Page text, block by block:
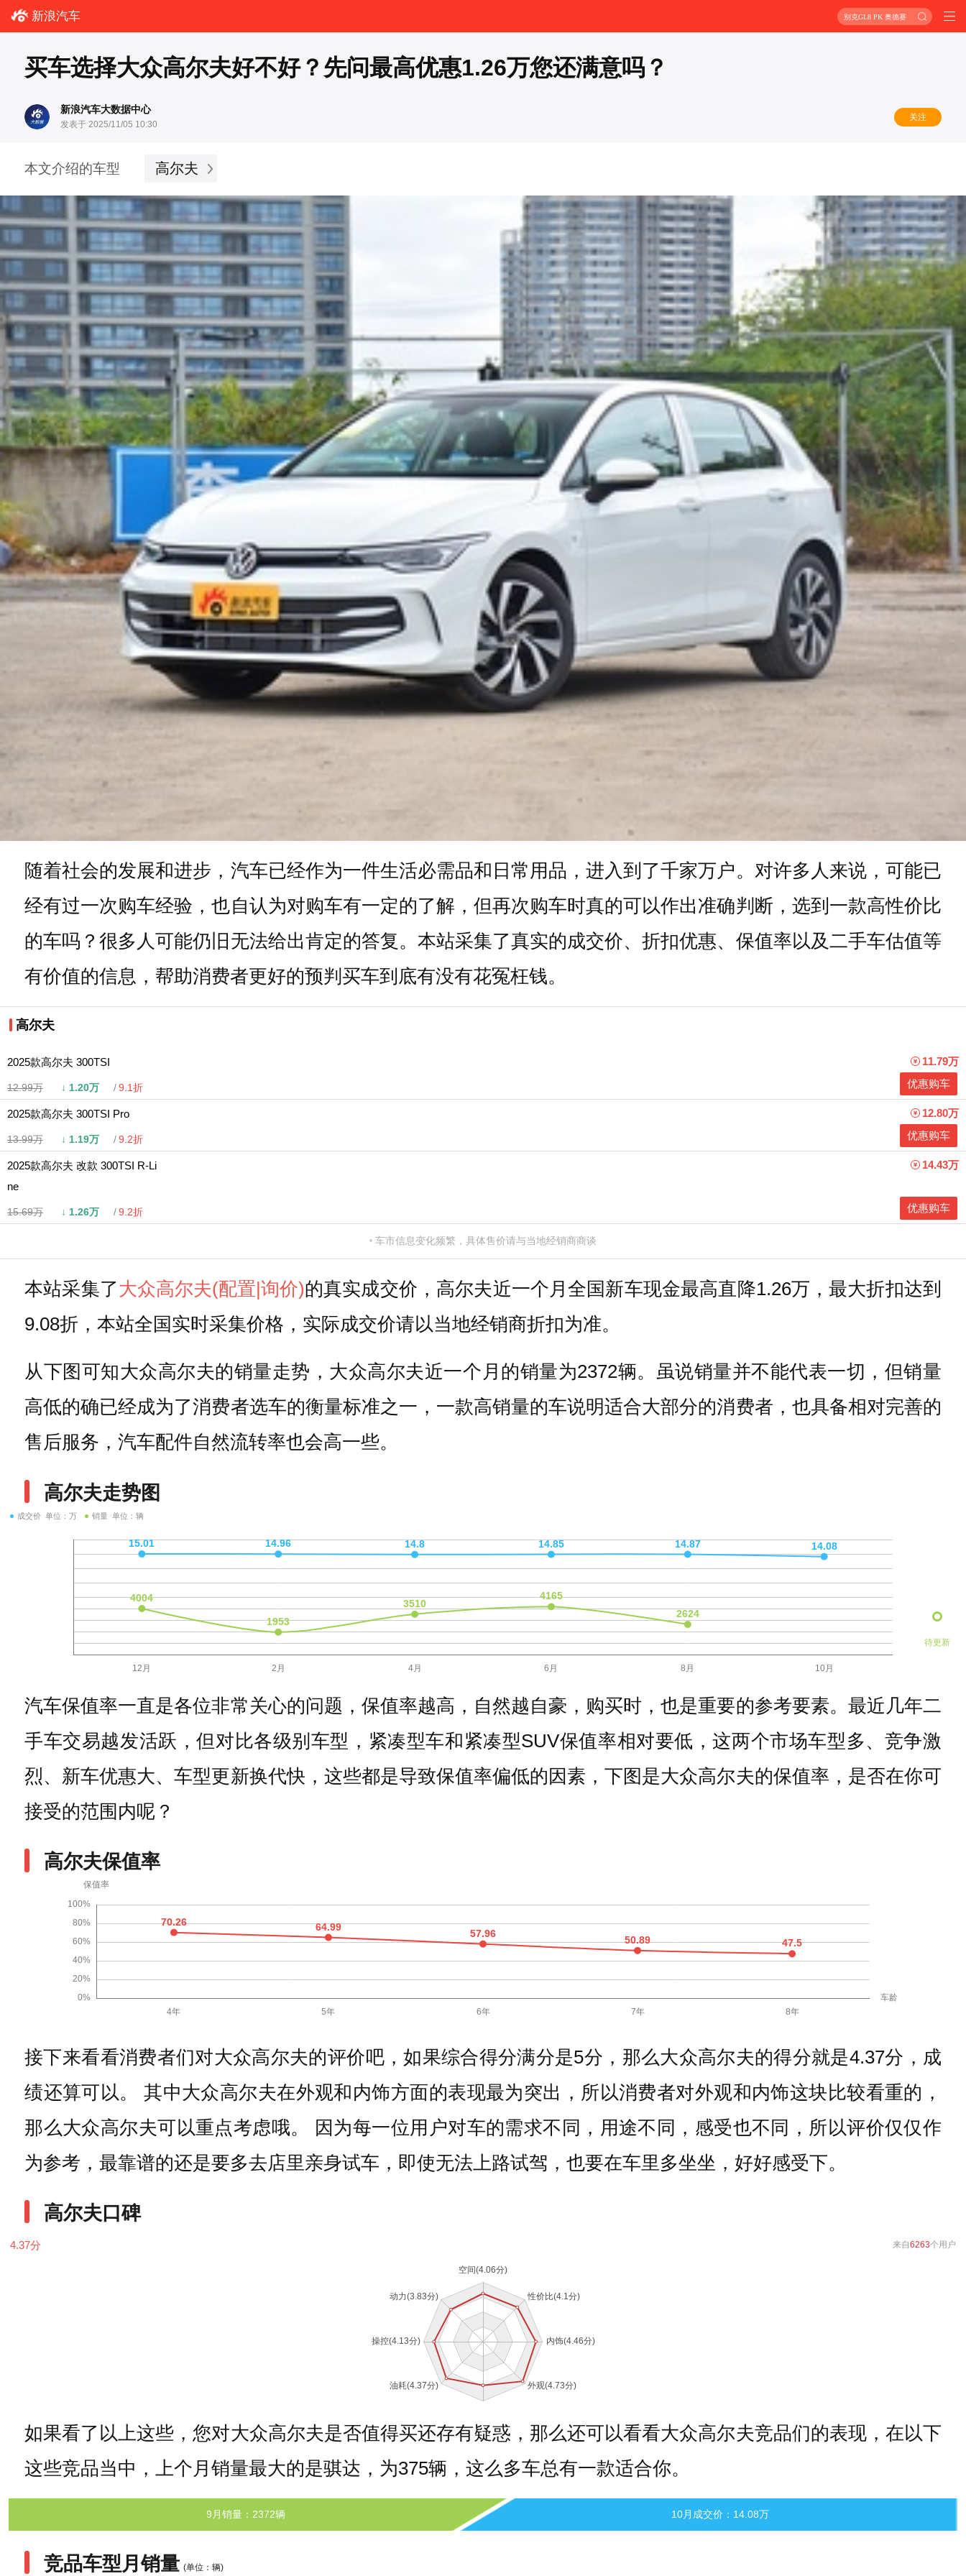
新浪汽车 别克GL8 PK 奥德赛
买车选择大众高尔夫好不好？先问最高优惠1.26万您还满意吗？
新浪汽车大数据中心
发表于 2025/11/05 10:30
关注
本文介绍的车型 高尔夫
随着社会的发展和进步，汽车已经作为一件生活必需品和日常用品，进入到了千家万户。对许多人来说，可能已
经有过一次购车经验，也自认为对购车有一定的了解，但再次购车时真的可以作出准确判断，选到一款高性价比
的车吗？很多人可能仍旧无法给出肯定的答复。本站采集了真实的成交价、折扣优惠、保值率以及二手车估值等
有价值的信息，帮助消费者更好的预判买车到底有没有花冤枉钱。
高尔夫
2025款高尔夫 300TSI
12.99万 ↓ 1.20万 9.1折
11.79万
优惠购车
2025款高尔夫 300TSI Pro
13.99万 ↓ 1.19万 9.2折
12.80万
优惠购车
2025款高尔夫 改款 300TSI R-Li
ne
15.69万 ↓ 1.26万 9.2折
14.43万
优惠购车
车市信息变化频繁，具体售价请与当地经销商商谈
本站采集了大众高尔夫(配置 |询价)的真实成交价，高尔夫近一个月全国新车现金最高直降1.26万，最大折扣达到
9.08折，本站全国实时采集价格，实际成交价请以当地经销商折扣为准。
从下图可知大众高尔夫的销量走势，大众高尔夫近一个月的销量为2372辆。虽说销量并不能代表一切，但销量
高低的确已经成为了消费者选车的衡量标准之一，一款高销量的车说明适合大部分的消费者，也具备相对完善的
售后服务，汽车配件自然流转率也会高一些。
高尔夫走势图
成交价 单位：万 销量 单位：辆
待更新
汽车保值率一直是各位非常关心的问题，保值率越高，自然越自豪，购买时，也是重要的参考要素。最近几年二
手车交易越发活跃，但对比各级别车型，紧凑型车和紧凑型SUV保值率相对要低，这两个市场车型多、竞争激
烈、新车优惠大、车型更新换代快，这些都是导致保值率偏低的因素，下图是大众高尔夫的保值率，是否在你可
接受的范围内呢？
高尔夫保值率
接下来看看消费者们对大众高尔夫的评价吧，如果综合得分满分是5分，那么大众高尔夫的得分就是4.37分，成
绩还算可以。 其中大众高尔夫在外观和内饰方面的表现最为突出，所以消费者对外观和内饰这块比较看重的，
那么大众高尔夫可以重点考虑哦。 因为每一位用户对车的需求不同，用途不同，感受也不同，所以评价仅仅作
为参考，最靠谱的还是要多去店里亲身试车，即使无法上路试驾，也要在车里多坐坐，好好感受下。
高尔夫口碑
4.37分 来自6263个用户
如果看了以上这些，您对大众高尔夫是否值得买还存有疑惑，那么还可以看看大众高尔夫竞品们的表现，在以下
这些竞品当中，上个月销量最大的是骐达，为375辆，这么多车总有一款适合你。
9月销量：2372辆 10月成交价：14.08万
竞品车型月销量 (单位：辆)